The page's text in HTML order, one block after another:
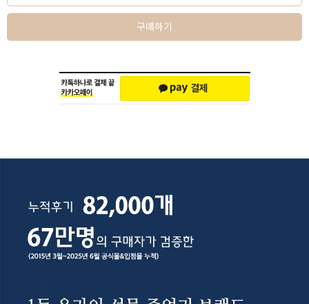
구매하기